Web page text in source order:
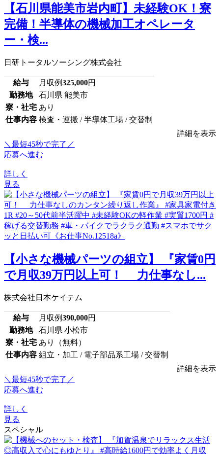
【石川県能美市岩内町】未経験OK！寮
完備！半導体の機械加工オペレータ
ー・検...
日研トータルソーシング株式会社
給与 月収例325,000円
勤務地
石川県 能美市
寮・社宅 あり
仕事内容 検査・運搬 / 半導体工場 / 交替制
詳細を表示
＼最短45秒で完了／
応募へ進む
詳しく
見る
【小さな機械パーツの組立】 『家賃0円
で月収39万円以上可！ 力仕事なし...
株式会社日本ケイテム
給与 月収例390,000円
勤務地
石川県 小松市
寮・社宅 あり（無料）
仕事内容 組立・加工 / 電子部品系工場 / 交替制
詳細を表示
＼最短45秒で完了／
応募へ進む
詳しく
見る
スペシャル